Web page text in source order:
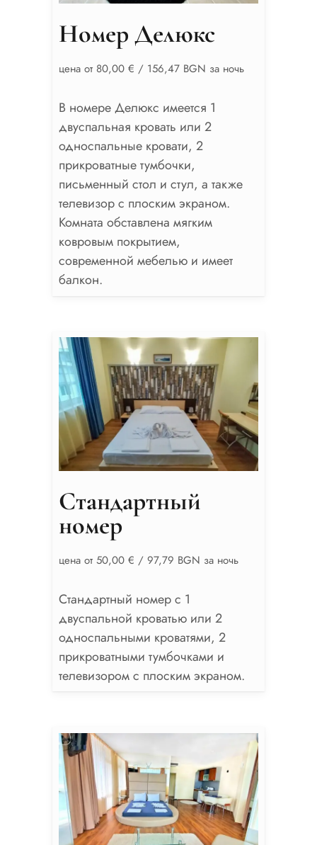
Номер Делюкс
цена от 80,00 € / 156,47 BGN за ночь
В номере Делюкс имеется 1
двуспальная кровать или 2
односпальные кровати, 2
прикроватные тумбочки,
письменный стол и стул, а также
телевизор с плоским экраном.
Комната обставлена ​​мягким
ковровым покрытием,
современной мебелью и имеет
балкон.
Стандартный
номер
цена от 50,00 € / 97,79 BGN за ночь
Стандартный номер с 1
двуспальной кроватью или 2
односпальными кроватями, 2
прикроватными тумбочками и
телевизором с плоским экраном.